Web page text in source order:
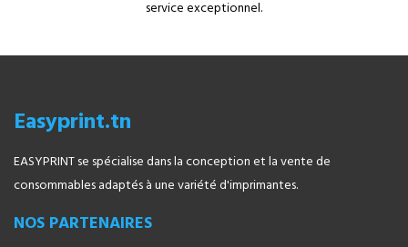
service exceptionnel.
Easyprint.tn
EASYPRINT se spécialise dans la conception et la vente de
consommables adaptés à une variété d'imprimantes.
NOS PARTENAIRES